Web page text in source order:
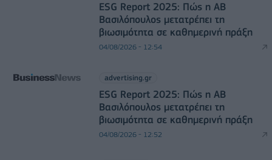
ESG Report 2025: Πώς η ΑΒ
Βασιλόπουλος μετατρέπει τη
βιωσιμότητα σε καθημερινή πράξη
04/08/2026 - 12:54
advertising.gr
ESG Report 2025: Πώς η ΑΒ
Βασιλόπουλος μετατρέπει τη
βιωσιμότητα σε καθημερινή πράξη
04/08/2026 - 12:52